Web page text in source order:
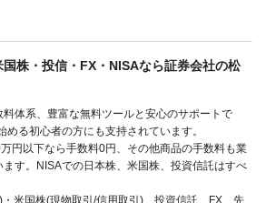
株・投信・FX・NISAなら証券会社の松
体系、豊富な無料ツールと安心のサポートで
める初心者の方にも支持されています。
円以下なら手数料0円、その他商品の手数料も業
す。NISAでの日本株、米国株、投資信託はすべ
米国株(現物取引/信用取引)、投資信託、FX、先